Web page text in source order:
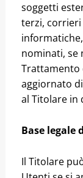
soggetti
terzi,
nominati, se
Trattamento
aggiornato
al Titolare in
Base
Il Titolare